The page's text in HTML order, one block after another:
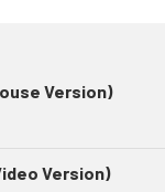
Version)
Version)